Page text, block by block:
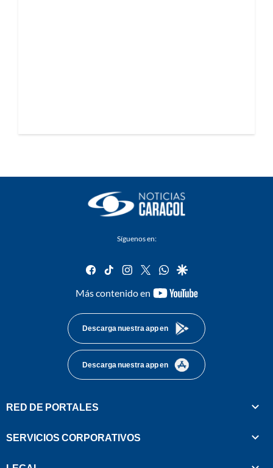
Síguenos en:
facebook
tiktok instagram
twitterwhatsapp
google
Más contenido en
youtube-
Descarga nuestra app en
Descarga nuestra app en
RED DE PORTALES
SERVICIOS CORPORATIVOS